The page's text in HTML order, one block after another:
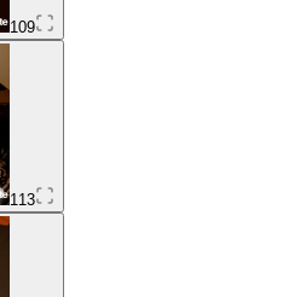
109
113